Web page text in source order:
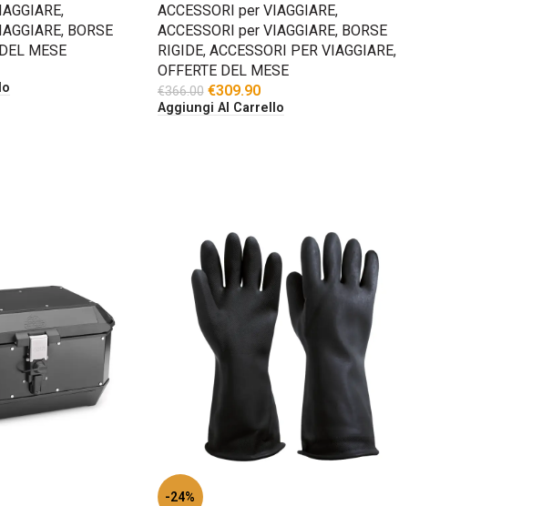
,
, BORSE
MESE
ACCESSORI per VIAGGIARE,
ACCESSORI per VIAGGIARE, BORSE
RIGIDE, ACCESSORI PER VIAGGIARE,
OFFERTE DEL MESE
€366.00 €309.90
Aggiungi Al Carrello
-24%